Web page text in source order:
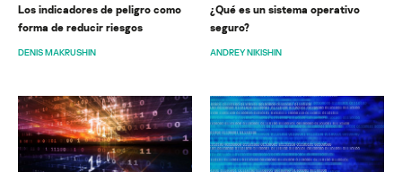
Los indicadores de peligro como
forma de reducir riesgos
DENIS MAKRUSHIN
¿Qué es un sistema operativo
seguro?
ANDREY NIKISHIN